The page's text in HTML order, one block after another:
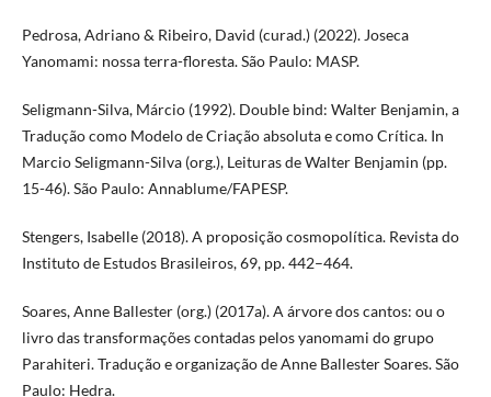
Pedrosa, Adriano & Ribeiro, David (curad.) (2022). Joseca
Yanomami: nossa terra-floresta. São Paulo: MASP.
Seligmann-Silva, Márcio (1992). Double bind: Walter Benjamin, a
Tradução como Modelo de Criação absoluta e como Crítica. In
Marcio Seligmann-Silva (org.), Leituras de Walter Benjamin (pp.
15-46). São Paulo: Annablume/FAPESP.
Stengers, Isabelle (2018). A proposição cosmopolítica. Revista do
Instituto de Estudos Brasileiros, 69, pp. 442–464.
Soares, Anne Ballester (org.) (2017a). A árvore dos cantos: ou o
livro das transformações contadas pelos yanomami do grupo
Parahiteri. Tradução e organização de Anne Ballester Soares. São
Paulo: Hedra.